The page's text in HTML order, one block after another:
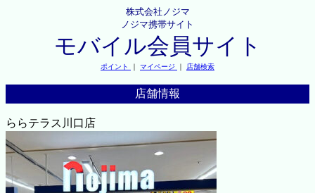
株式会社ノジマ
ノジマ携帯サイト
モバイル会員サイト
ポイント ｜ マイページ ｜ 店舗検索
店舗情報
ららテラス川口店